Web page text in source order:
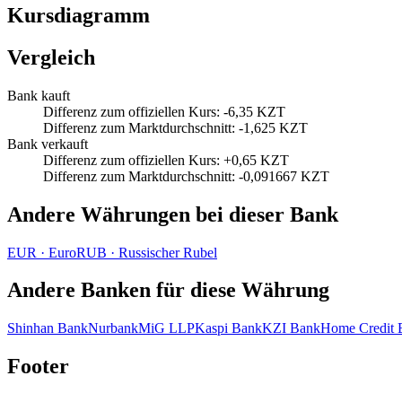
Kursdiagramm
Vergleich
Bank kauft
Differenz zum offiziellen Kurs: -6,35 KZT
Differenz zum Marktdurchschnitt: -1,625 KZT
Bank verkauft
Differenz zum offiziellen Kurs: +0,65 KZT
Differenz zum Marktdurchschnitt: -0,091667 KZT
Andere Währungen bei dieser Bank
EUR · EuroRUB · Russischer Rubel
Andere Banken für diese Währung
Shinhan BankNurbankMiG LLPKaspi BankKZI BankHome Credit
Footer